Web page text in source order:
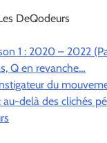
DeQodeurs
1 : 2020 – 2022
Q en revanche…
du
au-delà des clichés